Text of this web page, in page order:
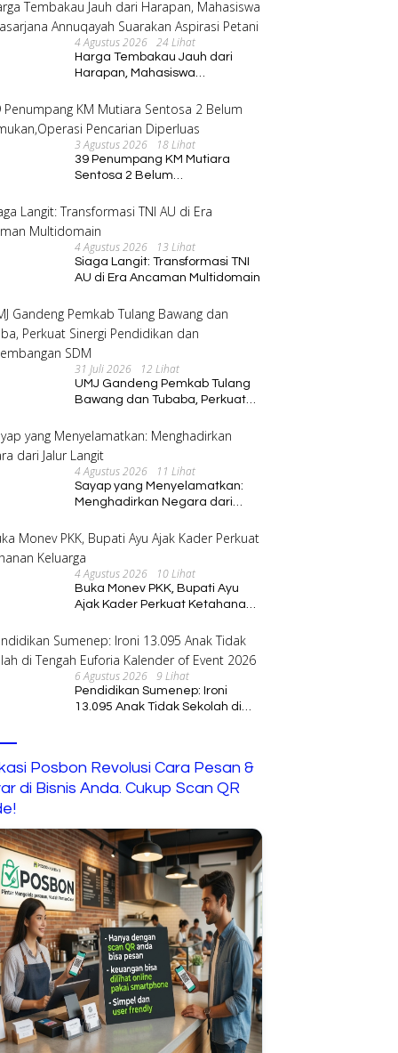
4 Agustus 2026 24 Lihat
Harga Tembakau Jauh dari
Harapan, Mahasiswa
Suarakan Aspirasi Petani
3 Agustus 2026 18 Lihat
39 Penumpang KM Mutiara
Sentosa 2 Belum
Diperluas
4 Agustus 2026 13 Lihat
Siaga Langit: Transformasi TNI
AU di Era Ancaman Multidomain
31 Juli 2026 12 Lihat
UMJ Gandeng Pemkab Tulang
Bawang dan Tubaba, Perkuat
Pengembangan SDM
4 Agustus 2026 11 Lihat
Sayap yang Menyelamatkan:
Menghadirkan Negara dari
4 Agustus 2026 10 Lihat
Buka Monev PKK, Bupati Ayu
Ajak Kader Perkuat Ketahanan
6 Agustus 2026 9 Lihat
Pendidikan Sumenep: Ironi
13.095 Anak Tidak Sekolah di
Posbon Revolusi Cara Pesan &
di Bisnis Anda. Cukup Scan QR